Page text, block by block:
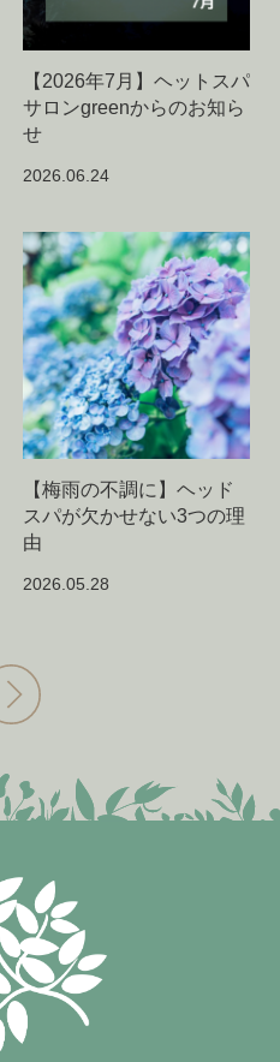
【2026年7月】ヘットスパ
サロンgreenからのお知ら
せ
2026.06.24
【梅雨の不調に】ヘッド
スパが欠かせない3つの理
由
2026.05.28